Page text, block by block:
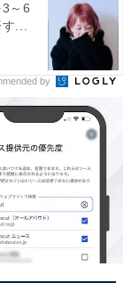
～6
す...
by